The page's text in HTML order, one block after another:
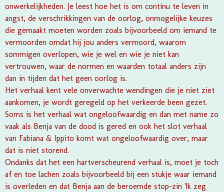
onwerkelijkheden. Je leest hoe het is om continu te leven in
angst, de verschrikkingen van de oorlog, onmogelijke keuzes
die gemaakt moeten worden zoals bijvoorbeeld om iemand te
vermoorden omdat hij jou anders vermoord, waarom
sommigen overlopen, wie je wel en wie je niet kan
vertrouwen, waar de normen en waarden totaal anders zijn
dan in tijden dat het geen oorlog is.
Het verhaal kent vele onverwachte wendingen die je niet ziet
aankomen, je wordt geregeld op het verkeerde been gezet.
Soms is het verhaal wat ongeloofwaardig en dan met name zo
vaak als Benja van de dood is gered en ook het slot verhaal
van Fabiana & Ippito komt wat ongeloofwaardig over, maar
dat is niet storend.
Ondanks dat het een hartverscheurend verhaal is, moet je toch
af en toe lachen zoals bijvoorbeeld bij een stukje waar iemand
is overleden en dat Benja aan de beroemde stop-zin 'Ik zeg